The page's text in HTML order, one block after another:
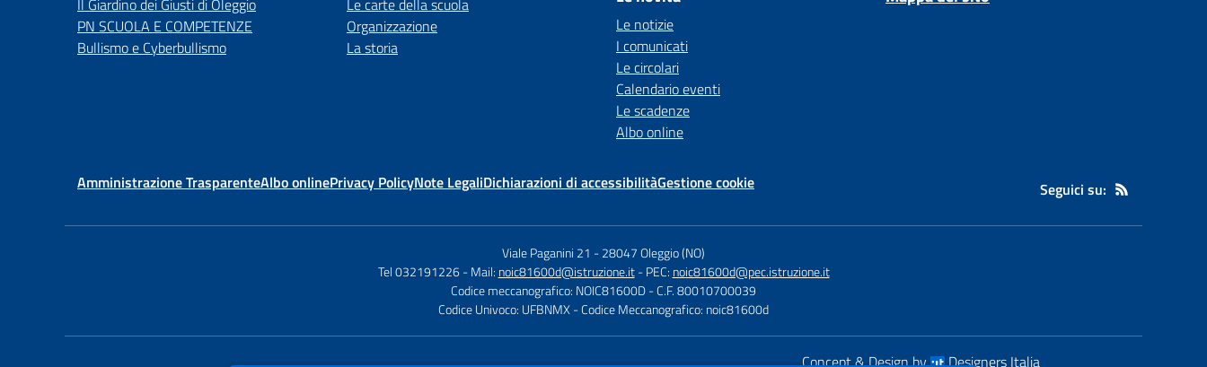
Il Giardino dei Giusti di Oleggio
PN SCUOLA E COMPETENZE
Bullismo e Cyberbullismo
Le carte della scuola
Organizzazione
La storia
Le notizie
I comunicati
Le circolari
Calendario eventi
Le scadenze
Albo online
Amministrazione TrasparenteAlbo onlinePrivacy PolicyNote LegaliDichiarazioni di accessibilitàGestione cookie Seguici su:
Viale Paganini 21 -28047 Oleggio (NO)
Tel 032191226 - Mail: noic81600d@istruzione.it - PEC: noic81600d@pec.istruzione.it
Codice meccanografico: NOIC81600D- C.F. 80010700039
Codice Univoco: UFBNMX- Codice Meccanografico: noic81600d
Concept & Design by Designers Italia